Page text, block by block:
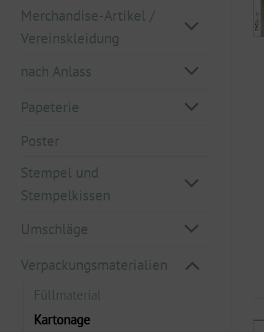
Merchandise-Artikel /
Vereinskleidung
nach Anlass
Papeterie
Poster
Stempel und
Stempelkissen
Umschläge
Verpackungsmaterialien
Füllmaterial
Kartonage